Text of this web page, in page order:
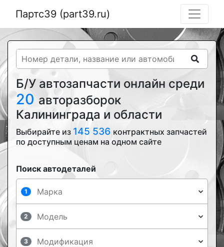
Партс39 (part39.ru)
Б/У автозапчасти онлайн среди
20 авторазборок
Калининграда и области
Выбирайте из 145 536 контрактных запчастей
по доступным ценам на одном сайте
Поиск автодеталей
1
2
3